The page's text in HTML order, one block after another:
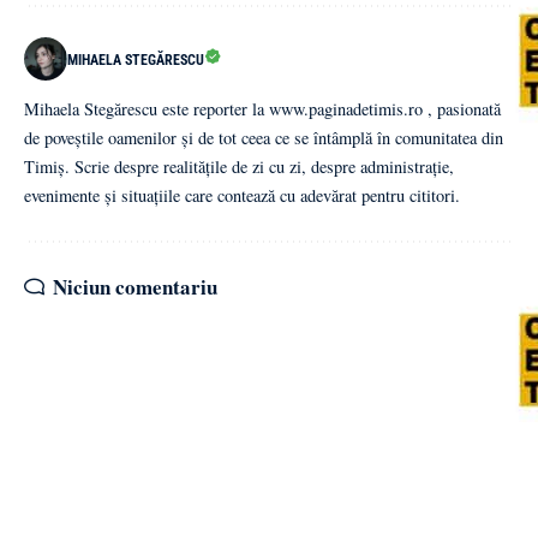
MIHAELA STEGĂRESCU
Mihaela Stegărescu este reporter la www.paginadetimis.ro , pasionată
de poveștile oamenilor și de tot ceea ce se întâmplă în comunitatea din
Timiș. Scrie despre realitățile de zi cu zi, despre administrație,
evenimente și situațiile care contează cu adevărat pentru cititori.
Niciun comentariu